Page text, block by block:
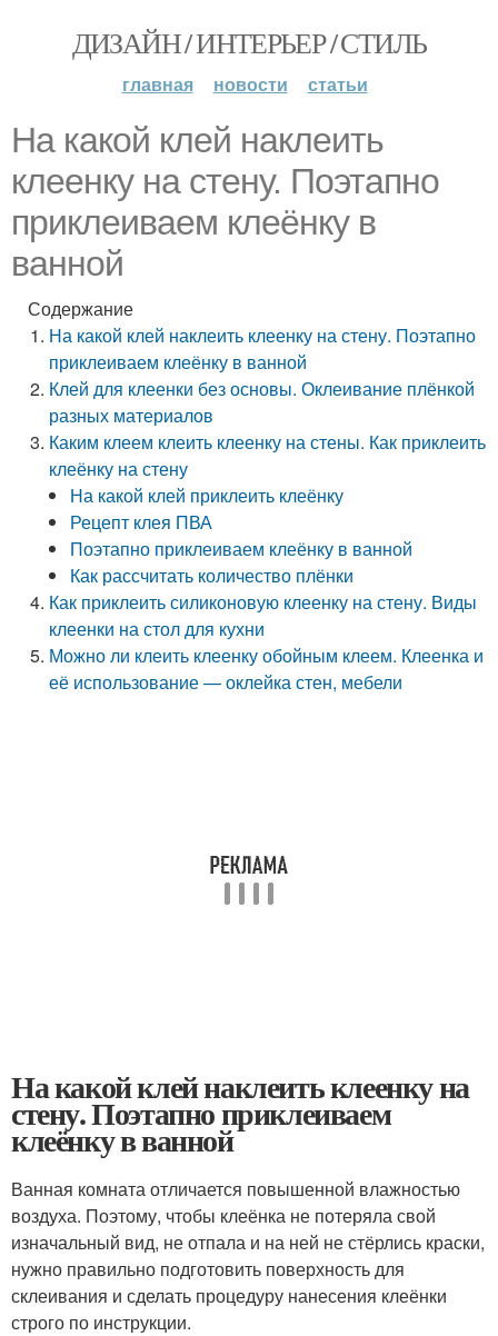
ДИЗАЙН / ИНТЕРЬЕР / СТИЛЬ
главная новости статьи
На какой клей наклеить
клеенку на стену. Поэтапно
приклеиваем клеёнку в
ванной
Содержание
На какой клей наклеить клеенку на стену. Поэтапно
приклеиваем клеёнку в ванной
Клей для клеенки без основы. Оклеивание плёнкой
разных материалов
Каким клеем клеить клеенку на стены. Как приклеить
клеёнку на стену
На какой клей приклеить клеёнку
Рецепт клея ПВА
Поэтапно приклеиваем клеёнку в ванной
Как рассчитать количество плёнки
Как приклеить силиконовую клеенку на стену. Виды
клеенки на стол для кухни
Можно ли клеить клеенку обойным клеем. Клеенка и
её использование — оклейка стен, мебели
На какой клей наклеить клеенку на
стену. Поэтапно приклеиваем
клеёнку в ванной
Ванная комната отличается повышенной влажностью
воздуха. Поэтому, чтобы клеёнка не потеряла свой
изначальный вид, не отпала и на ней не стёрлись краски,
нужно правильно подготовить поверхность для
склеивания и сделать процедуру нанесения клеёнки
строго по инструкции.